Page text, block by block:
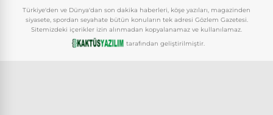
Türkiye'den ve Dünya'dan son dakika haberleri, köşe yazıları, magazinden
siyasete, spordan seyahate bütün konuların tek adresi Gözlem Gazetesi.
Sitemizdeki içerikler izin alınmadan kopyalanamaz ve kullanılamaz.
tarafından geliştirilmiştir.